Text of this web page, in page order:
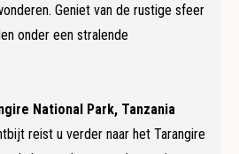
Geniet van de rustige sfeer
onder een stralende
National Park, Tanzania
reist u verder naar het Tarangire